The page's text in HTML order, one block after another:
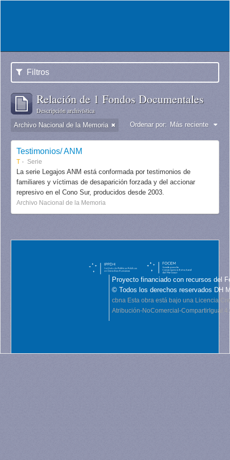
Filtros
Relación de 1 Fondos Documentales
Descripción archivística
Archivo Nacional de la Memoria Ordenar por: Más reciente
Testimonios/ ANM
T Serie
La serie Legajos ANM está conformada por testimonios de
familiares y víctimas de desaparición forzada y del accionar
represivo en el Cono Sur, producidos desde 2003.
Archivo Nacional de la Memoria
Proyecto financiado con recursos del
© Todos los derechos reservados DH
cbna Esta obra está bajo una Licencia
Atribución-NoComercial-CompartirIgual